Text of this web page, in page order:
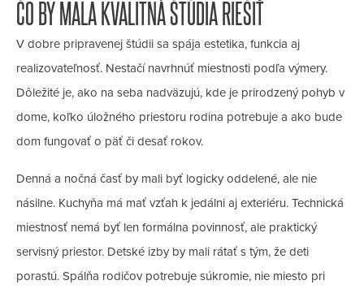
ČO BY MALA KVALITNÁ ŠTÚDIA RIEŠIŤ
V dobre pripravenej štúdii sa spája estetika, funkcia aj
realizovateľnosť. Nestačí navrhnúť miestnosti podľa výmery.
Dôležité je, ako na seba nadväzujú, kde je prirodzený pohyb v
dome, koľko úložného priestoru rodina potrebuje a ako bude
dom fungovať o päť či desať rokov.
Denná a nočná časť by mali byť logicky oddelené, ale nie
násilne. Kuchyňa má mať vzťah k jedálni aj exteriéru. Technická
miestnosť nemá byť len formálna povinnosť, ale praktický
servisný priestor. Detské izby by mali rátať s tým, že deti
porastú. Spálňa rodičov potrebuje súkromie, nie miesto pri